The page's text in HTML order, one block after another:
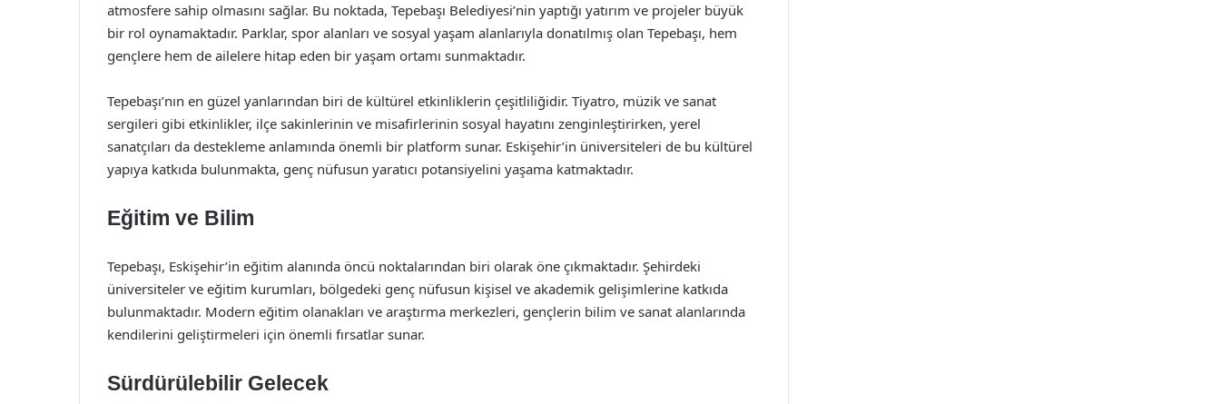
atmosfere sahip olmasını sağlar. Bu noktada, Tepebaşı Belediyesi’nin yaptığı yatırım ve projeler büyük
bir rol oynamaktadır. Parklar, spor alanları ve sosyal yaşam alanlarıyla donatılmış olan Tepebaşı, hem
gençlere hem de ailelere hitap eden bir yaşam ortamı sunmaktadır.
Tepebaşı’nın en güzel yanlarından biri de kültürel etkinliklerin çeşitliliğidir. Tiyatro, müzik ve sanat
sergileri gibi etkinlikler, ilçe sakinlerinin ve misafirlerinin sosyal hayatını zenginleştirirken, yerel
sanatçıları da destekleme anlamında önemli bir platform sunar. Eskişehir’in üniversiteleri de bu kültürel
yapıya katkıda bulunmakta, genç nüfusun yaratıcı potansiyelini yaşama katmaktadır.
Eğitim ve Bilim
Tepebaşı, Eskişehir’in eğitim alanında öncü noktalarından biri olarak öne çıkmaktadır. Şehirdeki
üniversiteler ve eğitim kurumları, bölgedeki genç nüfusun kişisel ve akademik gelişimlerine katkıda
bulunmaktadır. Modern eğitim olanakları ve araştırma merkezleri, gençlerin bilim ve sanat alanlarında
kendilerini geliştirmeleri için önemli fırsatlar sunar.
Sürdürülebilir Gelecek